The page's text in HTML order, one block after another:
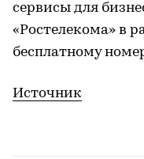
сервисы для
«Ростелекома» в
бесплатному
Источник